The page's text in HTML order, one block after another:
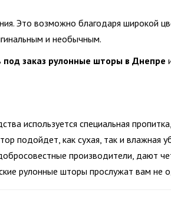
Это возможно благодаря широкой
и необычным.
под заказ рулонные шторы в Днепре
используется специальная
подойдет, как сухая, так и влажная
производители, дают
рулонные шторы прослужат вам не